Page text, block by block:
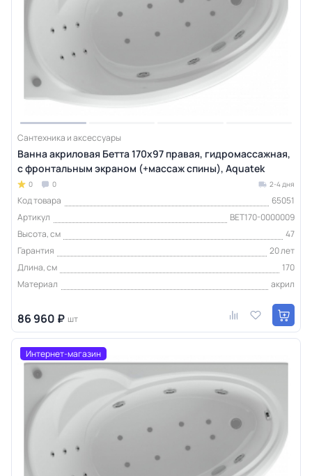
Сантехника и аксессуары
Ванна акриловая Бетта 170х97 правая, гидромассажная,
с фронтальным экраном (+массаж спины), Aquatek
0 0 2-4 дня
Код товара
65051
Артикул
BET170-0000009
Высота, см
47
Гарантия
20 лет
Длина, см
170
Материал
акрил
86 960 ₽ шт
Интернет-магазин